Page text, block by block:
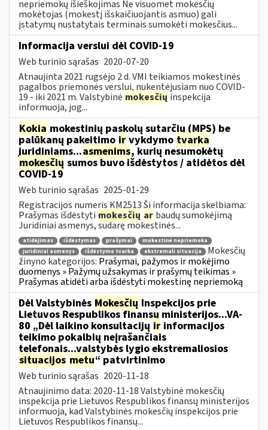
nepriemokų išieškojimas Ne visuomet mokesčių
mokėtojas (mokestį išskaičiuojantis asmuo) gali
įstatymų nustatytais terminais sumokėti mokesčius...
Informacija verslui dėl COVID-19
Web turinio sąrašas 2020-07-20
Atnaujinta 2021 rugsėjo 2 d. VMI teikiamos mokestinės
pagalbos priemonės verslui, nukentėjusiam nuo COVID-
19 - iki 2021 m. Valstybinė mokesčių inspekcija
informuoja, jog...
Kokia mokestinių paskolų sutarčių (MPS) be
palūkanų pakeitimo ir vykdymo tvarka
juridiniams...asmenims, kurių nesumokėtų
mokesčių sumos buvo išdėstytos / atidėtos dėl
COVID-19
Web turinio sąrašas 2025-01-29
Registracijos numeris KM2513 Ši informacija skelbiama:
Prašymas išdėstyti mokesčių ar baudų sumokėjimą
Juridiniai asmenys, sudarę mokestinės...
atidėjimas išdėstymas prašymai
mokestinė nepriemoka
juridiniai asmenys
išdėstymo tvarka ekstremali situacija
Mokesčių
žinyno kategorijos: Prašymai, pažymos ir mokėjimo
duomenys » Pažymų užsakymas ir prašymų teikimas »
Prašymas atidėti arba išdėstyti mokestinę nepriemoką
Dėl Valstybinės Mokesčių Inspekcijos prie
Lietuvos Respublikos finansų ministerijos...VA-
80 „Dėl laikino konsultacijų ir informacijos
teikimo pokalbių neįrašančiais
telefonais...valstybės lygio ekstremaliosios
situacijos metu“ patvirtinimo
Web turinio sąrašas 2020-11-18
Atnaujinimo data: 2020-11-18 Valstybinė mokesčių
inspekcija prie Lietuvos Respublikos finansų ministerijos
informuoja, kad Valstybinės mokesčių inspekcijos prie
Lietuvos Respublikos finansų...